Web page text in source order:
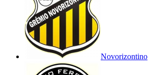
Novorizontino